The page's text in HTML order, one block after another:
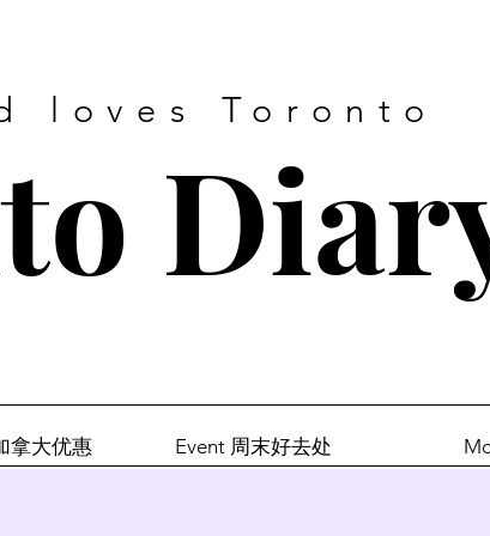
loves Toronto
拿大优惠 Event 周末好去处